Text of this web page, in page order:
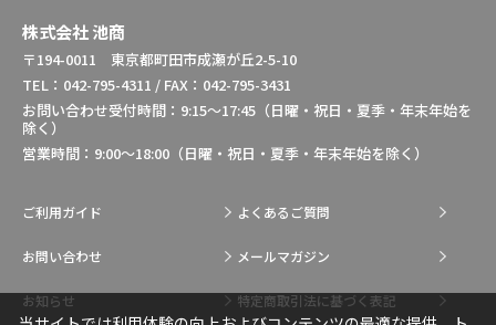
株式会社 池商
〒194-0011 東京都町田市成瀬が丘2-5-10
TEL：042-795-4311 / FAX：042-795-3431
お問い合わせ受付時間：9:15～17:45（日曜・祝日・夏季・年末年始を
除く）
営業時間：9:00～18:00（日曜・祝日・夏季・年末年始を除く）
ご利用ガイド よくあるご質問
お問い合わせ メールマガジン
お知らせ 特定商取引法に基づく表記